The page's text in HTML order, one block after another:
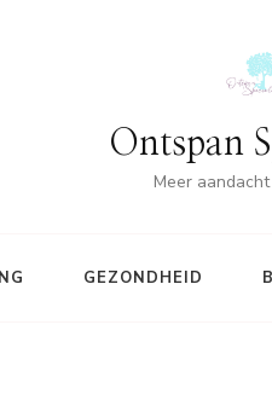
Ontspan
Meer
GEZONDHEID